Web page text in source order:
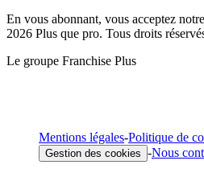
En vous abonnant, vous acceptez notre
2026 Plus que pro. Tous droits
Le groupe Franchise Plus
Mentions légales-Politique de
Gestion des cookies -Nous